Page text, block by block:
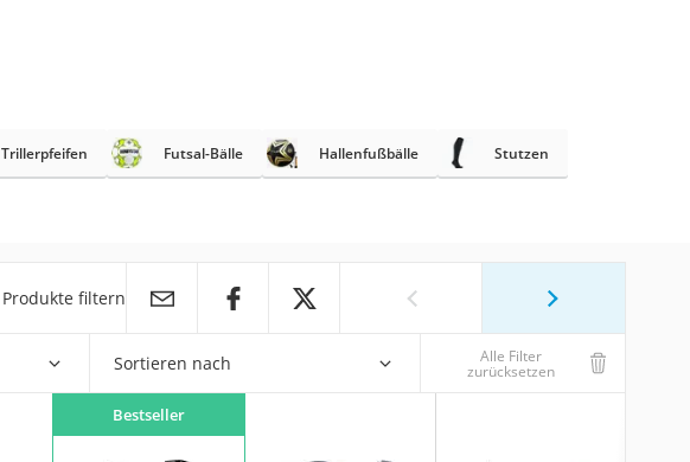
Trillerpfeifen Futsal-Bälle Hallenfußbälle Stutzen
Produkte filtern
Sortieren nach Alle Filter
zurücksetzen
Bestseller